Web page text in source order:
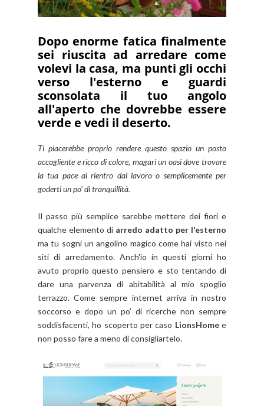
Dopo enorme fatica finalmente
sei riuscita ad arredare come
volevi la casa, ma punti gli occhi
verso l'esterno e guardi
sconsolata il tuo angolo
all'aperto che dovrebbe essere
verde e vedi il deserto.
Ti piacerebbe proprio rendere questo spazio un posto
accogliente e ricco di colore, magari un oasi dove trovare
la tua pace al rientro dal lavoro o semplicemente per
goderti un po' di tranquillità.
Il passo più semplice sarebbe mettere dei fiori e
qualche elemento di arredo adatto per l'esterno
ma tu sogni un angolino magico come hai visto nei
siti di arredamento. Anch'io in questi giorni ho
avuto proprio questo pensiero e sto tentando di
dare una parvenza di abitabilità al mio spoglio
terrazzo. Come sempre internet arriva in nostro
soccorso e dopo un po' di ricerche non sempre
soddisfacenti, ho scoperto per caso LionsHomee
non posso fare a meno di consigliartelo.